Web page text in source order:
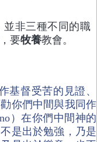
並非三種不同的職
，要牧養教會。
基督受苦的見證、
你們中間與我同作
）在你們中間神的
是出於勉強，乃是